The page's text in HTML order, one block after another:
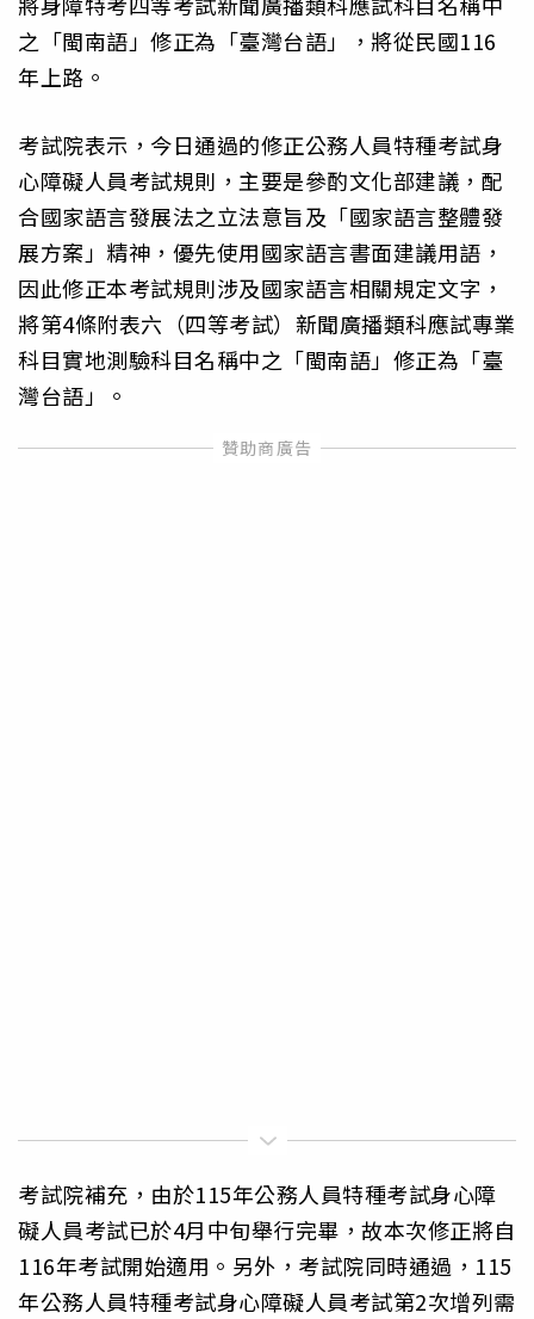
之「閩南語」修正為「臺灣台語」，將從民國116
年上路。
考試院表示，今日通過的修正公務人員特種考試身
心障礙人員考試規則，主要是參酌文化部建議，配
合國家語言發展法之立法意旨及「國家語言整體發
展方案」精神，優先使用國家語言書面建議用語，
因此修正本考試規則涉及國家語言相關規定文字，
將第4條附表六（四等考試）新聞廣播類科應試專業
科目實地測驗科目名稱中之「閩南語」修正為「臺
灣台語」。
考試院補充，由於115年公務人員特種考試身心障
礙人員考試已於4月中旬舉行完畢，故本次修正將自
116年考試開始適用。另外，考試院同時通過，115
年公務人員特種考試身心障礙人員考試第2次增列需